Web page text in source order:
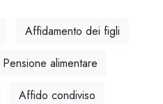
Affidamento dei figli
Pensione alimentare
Affido condiviso